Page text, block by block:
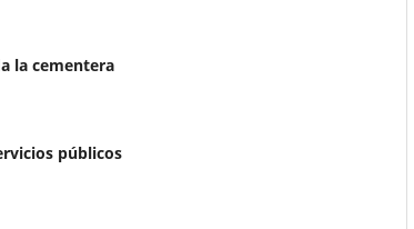
la cementera
públicos